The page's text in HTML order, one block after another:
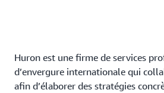
Huron est une firme de services
d’envergure internationale qui
afin d’élaborer des stratégies